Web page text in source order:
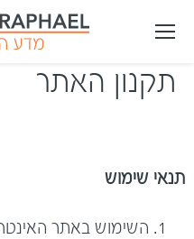
תקנון האתר
תנאי שימוש
השימוש באתר